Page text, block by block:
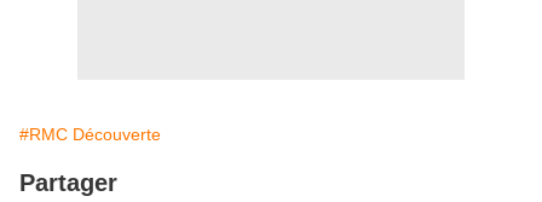
#RMC Découverte
Partager